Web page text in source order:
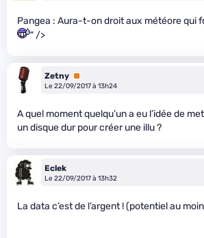
Pangea : Aura-t-on droit aux météore qui
" />
Zetny Premium
Le 22/09/2017 à 13h24
A quel moment quelqu’un a eu l’idée de
un disque dur pour créer une illu ?
Eclek
Le 22/09/2017 à 13h32
La data c’est de l’argent ! (potentiel au